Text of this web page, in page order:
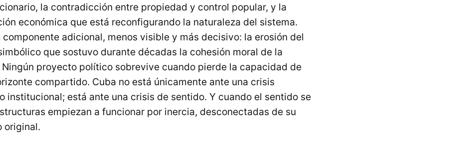
la contradicción entre propiedad y control popular, y la
económica que está reconfigurando la naturaleza del sistema.
componente adicional, menos visible y más decisivo: la erosión del
que sostuvo durante décadas la cohesión moral de la
Ningún proyecto político sobrevive cuando pierde la capacidad de
compartido. Cuba no está únicamente ante una crisis
institucional; está ante una crisis de sentido. Y cuando el sentido se
empiezan a funcionar por inercia, desconectadas de su
original.